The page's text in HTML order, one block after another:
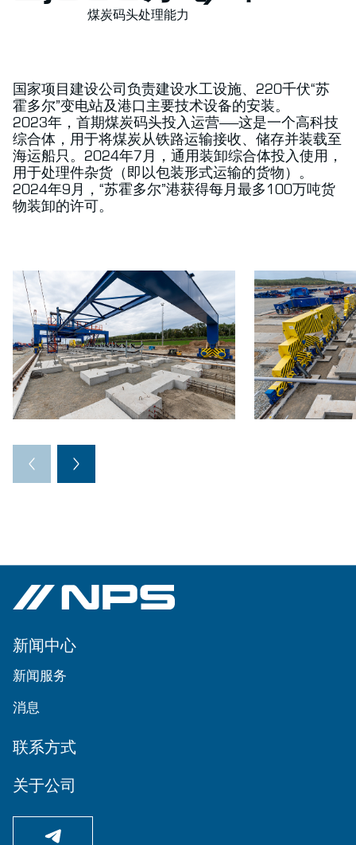
煤炭码头处理能力
国家项目建设公司负责建设水工设施、220千伏“苏
霍多尔”变电站及港口主要技术设备的安装。
2023年，首期煤炭码头投入运营——这是一个高科技
综合体，用于将煤炭从铁路运输接收、储存并装载至
海运船只。2024年7月，通用装卸综合体投入使用，
用于处理件杂货（即以包装形式运输的货物）。
2024年9月，“苏霍多尔”港获得每月最多100万吨货
物装卸的许可。
新闻中心
新闻服务
消息
联系方式
关于公司